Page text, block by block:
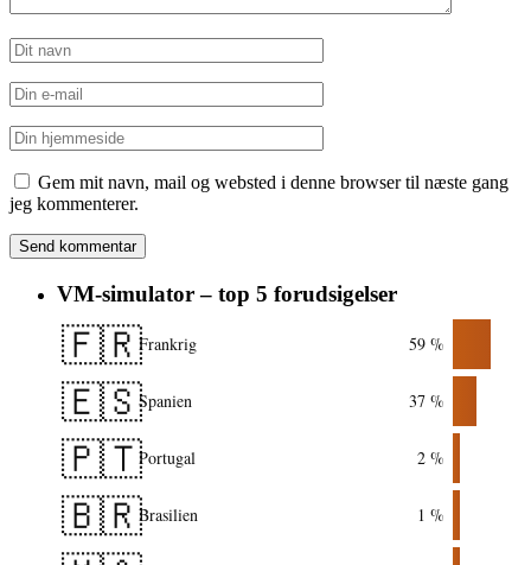
Gem mit navn, mail og websted i denne browser til næste gang
jeg kommenterer.
VM-simulator – top 5 forudsigelser
🇫🇷Frankrig 59 %
🇪🇸Spanien 37 %
🇵🇹Portugal 2 %
🇧🇷Brasilien 1 %